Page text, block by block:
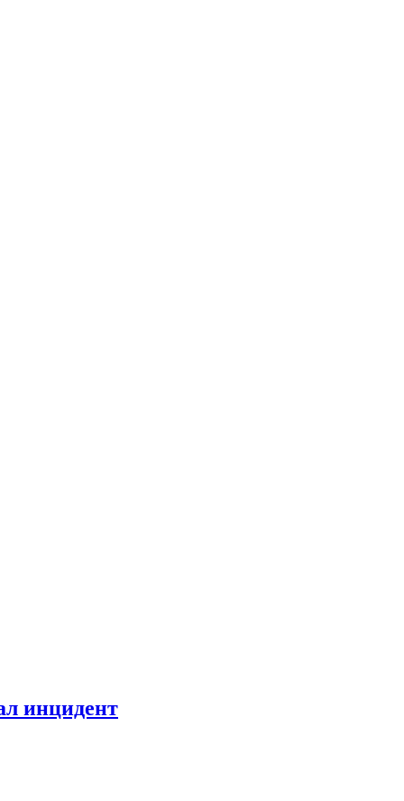
инцидент